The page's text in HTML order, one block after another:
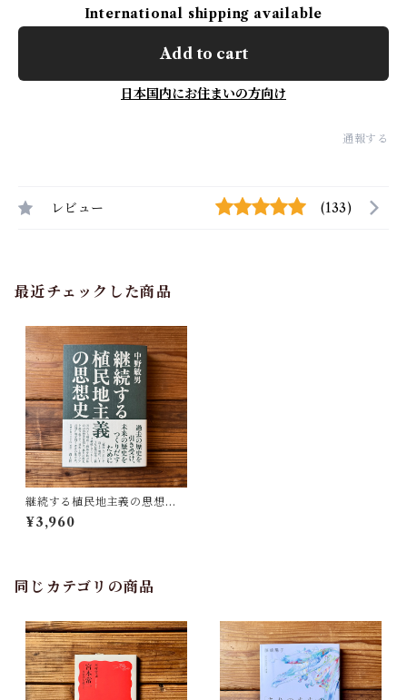
International shipping available
Add to cart
日本国内にお住まいの方向け
通報する
レビュー (133)
最近チェックした商品
継続する植民地主義の思想史 |
中野 敏男
¥3,960
同じカテゴリの商品